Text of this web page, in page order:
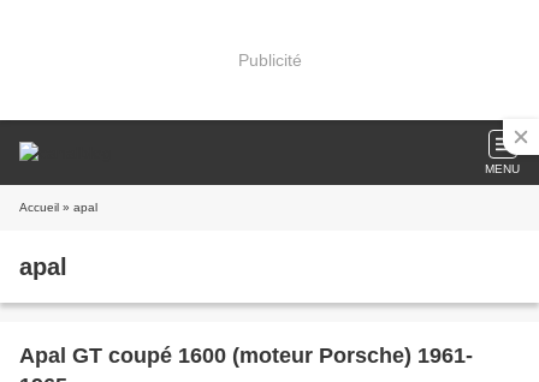
Publicité
MENU
Accueil » apal
apal
Apal GT coupé 1600 (moteur Porsche) 1961-